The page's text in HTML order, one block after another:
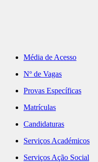
Média de Acesso
Nº de Vagas
Provas Específicas
Matrículas
Candidaturas
Serviços Académicos
Serviços Ação Social